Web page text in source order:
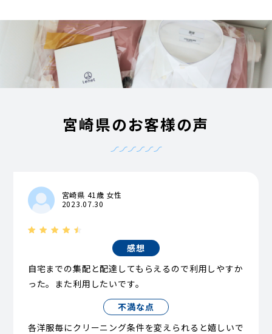
宮崎県のお客様の声
宮崎県 41歳 女性
2023.07.30
感想
自宅までの集配と配達してもらえるので利用しやすか
った。また利用したいです。
不満な点
各洋服毎にクリーニング条件を変えられると嬉しいで